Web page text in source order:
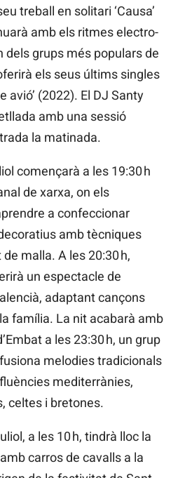
treball en solitari ‘Causa’
amb els ritmes electro-
dels grups més populars de
els seus últims singles
avió’ (2022). El DJ Santy
amb una sessió
la matinada.
començarà a les 19:30 h
de xarxa, on els
a confeccionar
amb tècniques
malla. A les 20:30 h,
un espectacle de
adaptant cançons
família. La nit acabarà amb
a les 23:30 h, un grup
melodies tradicionals
mediterrànies,
celtes i bretones.
a les 10 h, tindrà lloc la
carros de cavalls a la